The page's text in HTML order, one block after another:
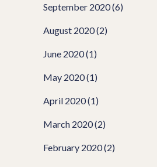
September 2020(6)
August 2020(2)
June 2020(1)
May 2020(1)
April 2020(1)
March 2020(2)
February 2020(2)